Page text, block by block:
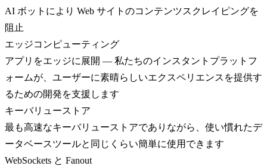
AI ボットにより Web サイトのコンテンツスクレイピングを
阻止
エッジコンピューティング
アプリをエッジに展開 — 私たちのインスタントプラットフ
ォームが、ユーザーに素晴らしいエクスペリエンスを提供す
るための開発を支援します
キーバリューストア
最も高速なキーバリューストアでありながら、使い慣れたデ
ータベースツールと同じくらい簡単に使用できます
WebSockets と Fanout